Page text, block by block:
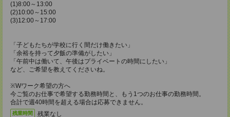
(1)8:00～13:00
(2)10:00～15:00
(3)12:00～17:00
「子どもたちが学校に行く間だけ働きたい」
「余裕を持って夕飯の準備がしたい」
「午前中は働いて、午後はプライベートの時間にしたい」
など、ご希望を教えてくださいね。
※Wワーク希望の方へ
今ご覧のお仕事で希望する勤務時間と、もう1つのお仕事の勤務時間。
合計で週40時間を超える場合は応募できません。
残業時間 残業なし